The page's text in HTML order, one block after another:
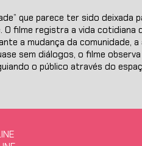
que parece ter sido deixada
filme registra a vida cotidiana
a mudança da comunidade, a
sem diálogos, o filme
o público através do